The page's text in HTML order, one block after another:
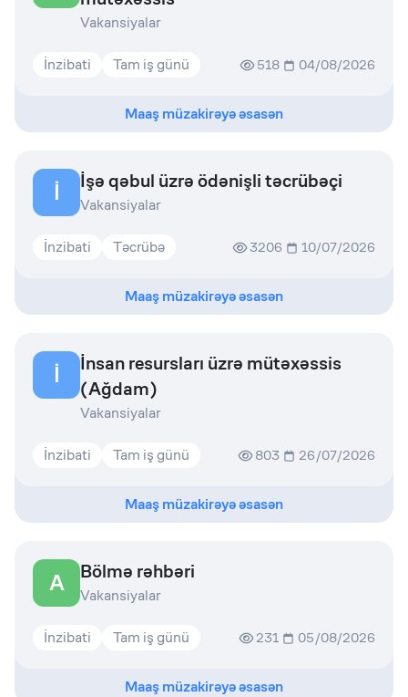
Vakansiyalar
İnzibati Tam iş günü 518 04/08/2026
Maaş müzakirəyə əsasən
İ İşə qəbul üzrə ödənişli təcrübəçi
Vakansiyalar
İnzibati Təcrübə 3206 10/07/2026
Maaş müzakirəyə əsasən
İ
İnsan resursları üzrə mütəxəssis
(Ağdam)
Vakansiyalar
İnzibati Tam iş günü 803 26/07/2026
Maaş müzakirəyə əsasən
A Bölmə rəhbəri
Vakansiyalar
İnzibati Tam iş günü 231 05/08/2026
Maaş müzakirəyə əsasən